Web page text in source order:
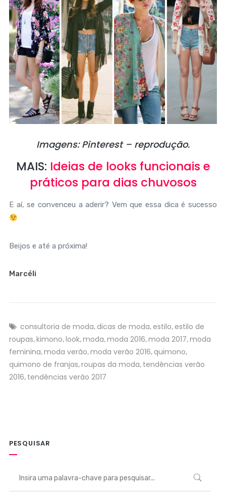
Imagens: Pinterest – reprodução.
MAIS: Ideias de looks funcionais e
práticos para dias chuvosos
E aí, se convenceu a aderir? Vem que essa dica é sucesso
Beijos e até a próxima!
Marcéli
consultoria de moda, dicas de moda, estilo, estilo de
roupas,kimono,look,moda,moda 2016,moda 2017,moda
feminina,moda verão,moda verão 2016, quimono,
quimono de franjas,roupas da moda, tendências verão
2016, tendências verão 2017
PESQUISAR